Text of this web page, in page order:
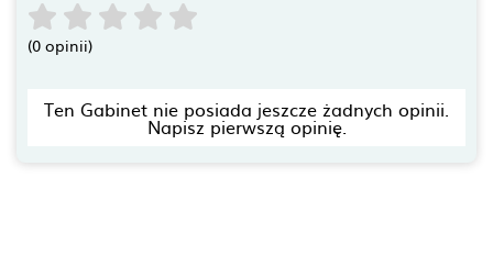
(0 opinii)
Ten Gabinet nie posiada jeszcze żadnych opinii.
Napisz pierwszą opinię.